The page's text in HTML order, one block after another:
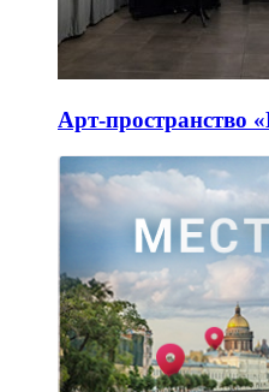
Арт-пространство